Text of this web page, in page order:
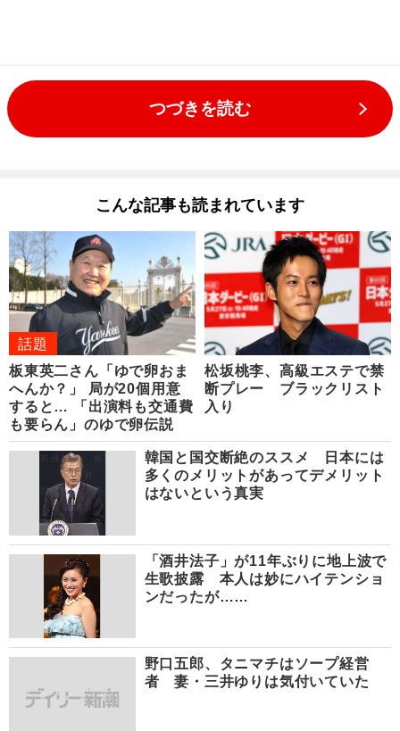
つづきを読む
こんな記事も読まれています
話題
板東英二さん「ゆで卵おま
へんか？」 局が20個用意
すると… 「出演料も交通費
も要らん」のゆで卵伝説
松坂桃李、高級エステで禁
断プレー ブラックリスト
入り
韓国と国交断絶のススメ 日本には
多くのメリットがあってデメリット
はないという真実
「酒井法子」が11年ぶりに地上波で
生歌披露 本人は妙にハイテンショ
ンだったが……
野口五郎、タニマチはソープ経営
者 妻・三井ゆりは気付いていた